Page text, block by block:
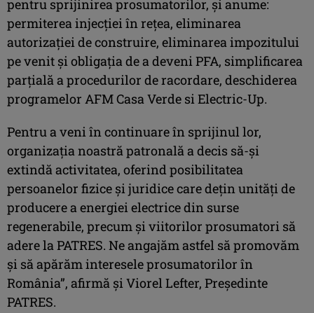
pentru sprijinirea prosumatorilor, și anume:
permiterea injecției în rețea, eliminarea
autorizației de construire, eliminarea impozitului
pe venit și obligația de a deveni PFA, simplificarea
parțială a procedurilor de racordare, deschiderea
programelor AFM Casa Verde si Electric-Up.
Pentru a veni în continuare în sprijinul lor,
organizația noastră patronală a decis să-şi
extindă activitatea, oferind posibilitatea
persoanelor fizice și juridice care dețin unități de
producere a energiei electrice din surse
regenerabile, precum și viitorilor prosumatori să
adere la PATRES. Ne angajăm astfel să promovăm
și să apărăm interesele prosumatorilor în
România”, afirmă și Viorel Lefter, Președinte
PATRES.